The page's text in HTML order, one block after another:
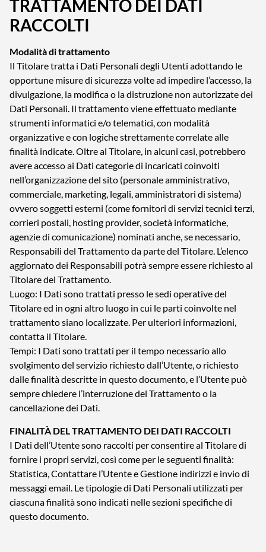
TRATTAMENTO DEI DATI
RACCOLTI
Modalità di trattamento
Il Titolare tratta i Dati Personali degli Utenti adottando le
opportune misure di sicurezza volte ad impedire l’accesso, la
divulgazione, la modifica o la distruzione non autorizzate dei
Dati Personali. Il trattamento viene effettuato mediante
strumenti informatici e/o telematici, con modalità
organizzative e con logiche strettamente correlate alle
finalità indicate. Oltre al Titolare, in alcuni casi, potrebbero
avere accesso ai Dati categorie di incaricati coinvolti
nell’organizzazione del sito (personale amministrativo,
commerciale, marketing, legali, amministratori di sistema)
ovvero soggetti esterni (come fornitori di servizi tecnici terzi,
corrieri postali, hosting provider, società informatiche,
agenzie di comunicazione) nominati anche, se necessario,
Responsabili del Trattamento da parte del Titolare. L’elenco
aggiornato dei Responsabili potrà sempre essere richiesto al
Titolare del Trattamento.
Luogo: I Dati sono trattati presso le sedi operative del
Titolare ed in ogni altro luogo in cui le parti coinvolte nel
trattamento siano localizzate. Per ulteriori informazioni,
contatta il Titolare.
Tempi: I Dati sono trattati per il tempo necessario allo
svolgimento del servizio richiesto dall’Utente, o richiesto
dalle finalità descritte in questo documento, e l’Utente può
sempre chiedere l’interruzione del Trattamento o la
cancellazione dei Dati.
FINALITÀ DEL TRATTAMENTO DEI DATI RACCOLTI
I Dati dell’Utente sono raccolti per consentire al Titolare di
fornire i propri servizi, così come per le seguenti finalità:
Statistica, Contattare l’Utente e Gestione indirizzi e invio di
messaggi email. Le tipologie di Dati Personali utilizzati per
ciascuna finalità sono indicati nelle sezioni specifiche di
questo documento.